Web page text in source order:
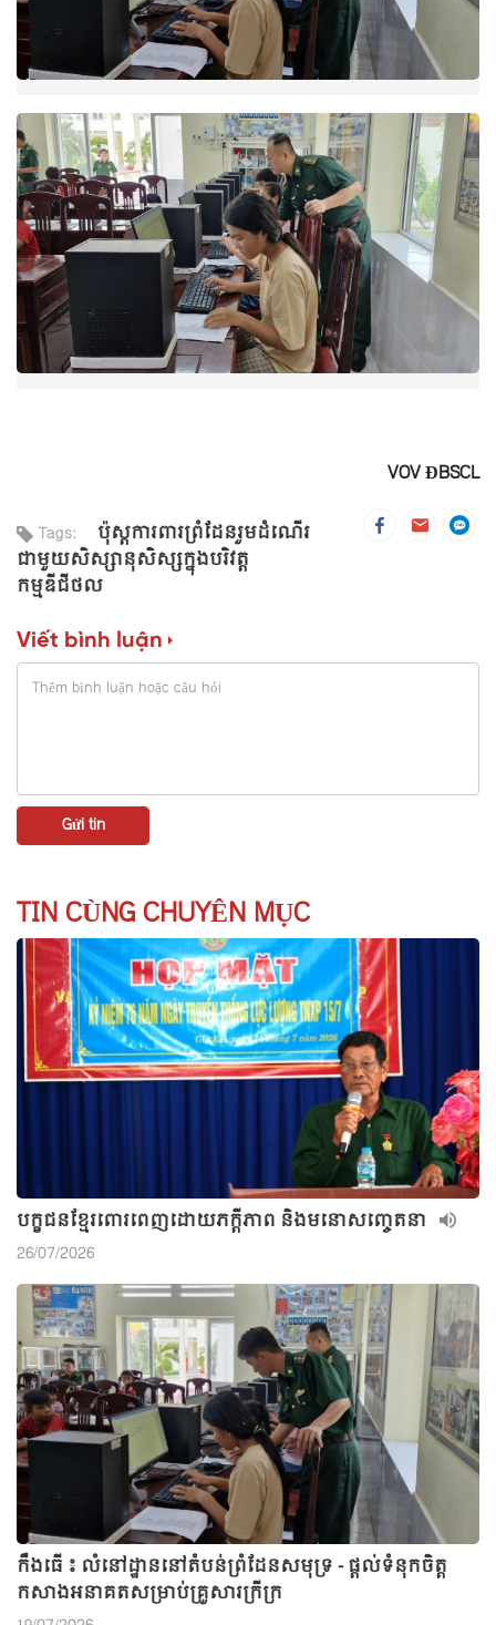
VOV ĐBSCL
Tags:
ប៉ុស្តការពារព្រំដែនរួមដំណើរ
ជាមួយសិស្សានុសិស្សក្នុងបរិវត្ត
កម្មឌីជីថល
Viết bình luận
TIN CÙNG CHUYÊN MỤC
បក្ខជនខ្មែរពោរពេញដោយភក្ដីភាព និងមនោសញ្ចេតនា
26/07/2026
កឹងធើ ៖ លំនៅដ្ឋាននៅតំបន់ព្រំដែនសមុទ្រ - ផ្តល់ទំនុកចិត្ត
កសាងអនាគតសម្រាប់គ្រួសារក្រីក្រ